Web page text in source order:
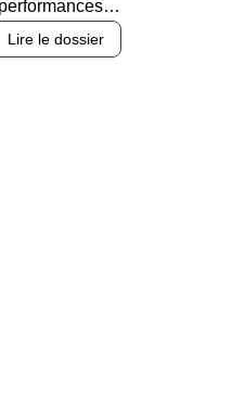
Lire le dossier